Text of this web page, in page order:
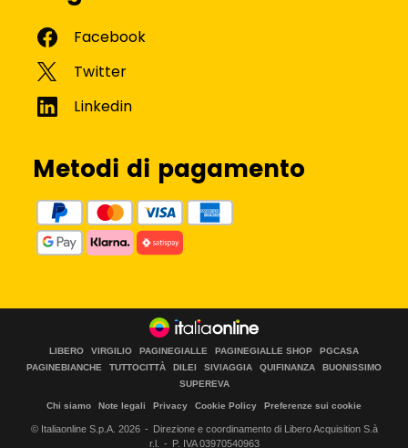
Metodi di pagamento
LIBERO VIRGILIO PAGINEGIALLE PAGINEGIALLE SHOP
PGCASA
PAGINEBIANCHE
TUTTOCITTÀ DILEI SIVIAGGIA QUIFINANZA
BUONISSIMO
SUPEREVA
Chi siamo Note legali Privacy Cookie Policy Preferenze sui cookie
© Italiaonline S.p.A. 2026
Direzione e coordinamento di Libero Acquisition S.à
r.l.
P. IVA 03970540963